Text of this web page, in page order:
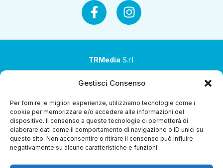
Gestisci Consenso
Per fornire le migliori esperienze, utilizziamo tecnologie come i
cookie per memorizzare e/o accedere alle informazioni del
dispositivo. Il consenso a queste tecnologie ci permetterà di
elaborare dati come il comportamento di navigazione o ID unici su
questo sito. Non acconsentire o ritirare il consenso può influire
negativamente su alcune caratteristiche e funzioni.
TRMedia S.r.l.
coordinamento da parte di Coop Alleanza 3.0 Soc. Coop.
Sede legale: via Ragazzi del ’99 nr. 51 42124 Reggio Emilia
(RE)
P.Iva 00651840365